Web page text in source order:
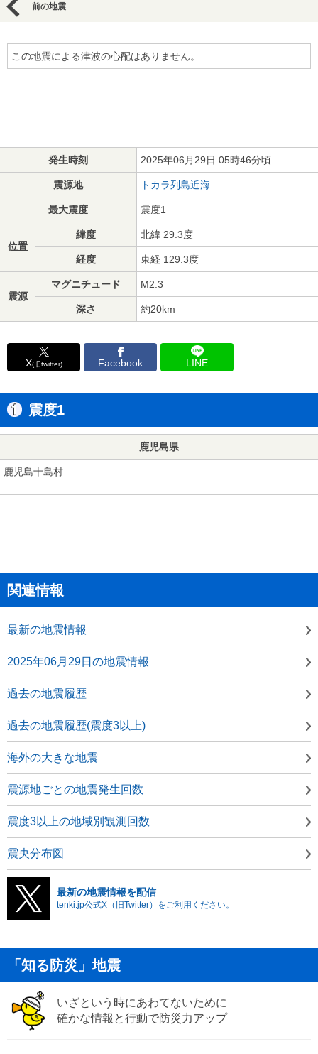
前の地震
この地震による津波の心配はありません。
発生時刻 2025年06月29日 05時46分頃
震源地 トカラ列島近海
最大震度 震度1
位置
緯度 北緯 29.3度
経度 東経 129.3度
震源
マグニチュード M2.3
深さ 約20km
X(旧twitter) Facebook LINE
震度1
鹿児島県
鹿児島十島村
関連情報
最新の地震情報
2025年06月29日の地震情報
過去の地震履歴
過去の地震履歴(震度3以上)
海外の大きな地震
震源地ごとの地震発生回数
震度3以上の地域別観測回数
震央分布図
最新の地震情報を配信
tenki.jp公式X（旧Twitter）をご利用ください。
「知る防災」地震
いざという時にあわてないために
確かな情報と行動で防災力アップ